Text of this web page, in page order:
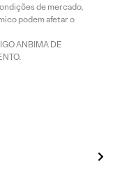
de mercado,
podem afetar o
ANBIMA DE